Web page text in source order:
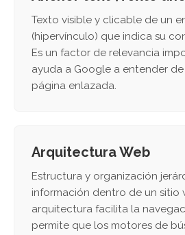
Texto visible y clicable de un
(hipervínculo) que indica su
Es un factor de relevancia
ayuda a Google a entender
página enlazada.
Arquitectura Web
Estructura y organización
información dentro de un sitio
arquitectura facilita la
permite que los motores de